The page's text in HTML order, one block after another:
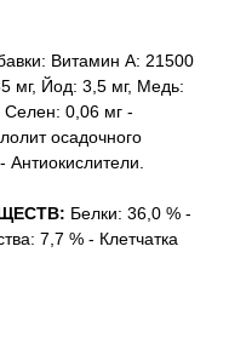
Витамин A: 21500
мг, Йод: 3,5 мг, Медь:
Ceлeн: 0,06 мг -
осадочного
Антиокислители.
Белки: 36,0 % -
7,7 % - Клетчатка